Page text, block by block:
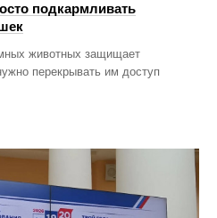
подкармливать
животных защищает
перекрывать им доступ